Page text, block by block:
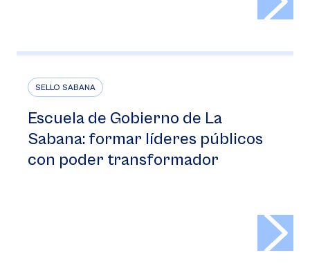
SELLO SABANA
Escuela de Gobierno de La
Sabana: formar líderes públicos
con poder transformador